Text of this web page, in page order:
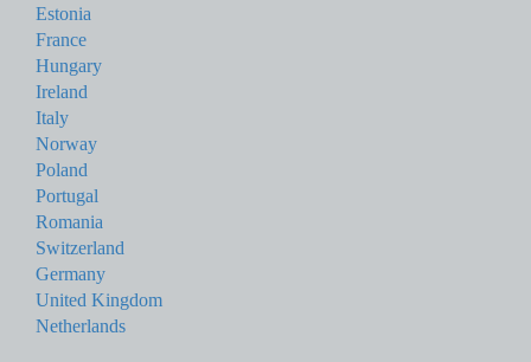
Estonia
France
Hungary
Ireland
Italy
Norway
Poland
Portugal
Romania
Switzerland
Germany
United Kingdom
Netherlands